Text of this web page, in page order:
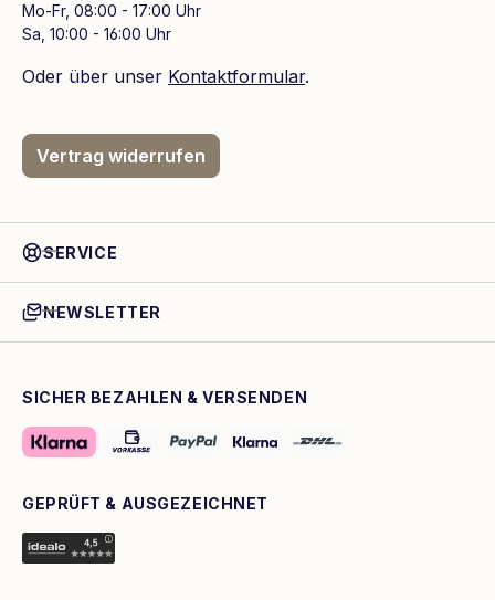
Mo-Fr, 08:00 - 17:00 Uhr
Sa, 10:00 - 16:00 Uhr
Oder über unser Kontaktformular.
Vertrag widerrufen
SERVICE
NEWSLETTER
SICHER BEZAHLEN & VERSENDEN
GEPRÜFT & AUSGEZEICHNET